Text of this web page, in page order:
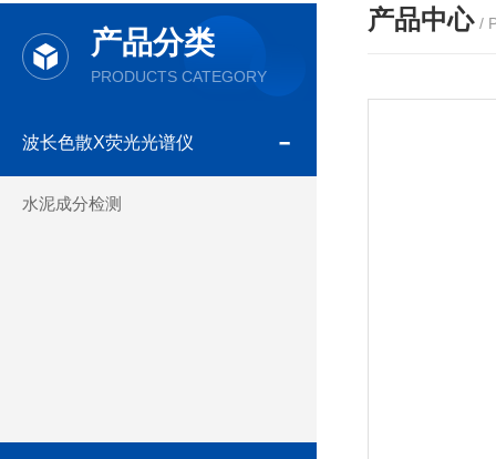
产品分类
PRODUCTS CATEGORY
波长色散X荧光光谱仪
水泥成分检测
产品中心 /